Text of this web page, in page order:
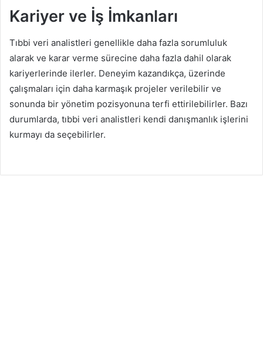
Kariyer ve İş İmkanları
Tıbbi veri analistleri genellikle daha fazla sorumluluk
alarak ve karar verme sürecine daha fazla dahil olarak
kariyerlerinde ilerler. Deneyim kazandıkça, üzerinde
çalışmaları için daha karmaşık projeler verilebilir ve
sonunda bir yönetim pozisyonuna terfi ettirilebilirler. Bazı
durumlarda, tıbbi veri analistleri kendi danışmanlık işlerini
kurmayı da seçebilirler.